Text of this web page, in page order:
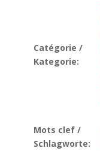
Catégorie /
Kategorie:
Mots clef /
Schlagworte: